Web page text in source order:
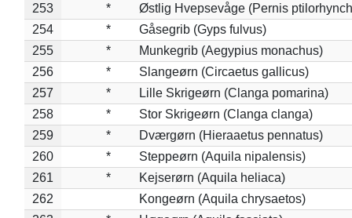
253
*
Østlig Hvepsevåge (Pernis
254
*
Gåsegrib (Gyps fulvus)
255
*
Munkegrib (Aegypius monachus)
256
*
Slangeørn (Circaetus gallicus)
257
*
Lille Skrigeørn (Clanga pomarina)
258
*
Stor Skrigeørn (Clanga clanga)
259
*
Dværgørn (Hieraaetus pennatus)
260
*
Steppeørn (Aquila nipalensis)
261
*
Kejserørn (Aquila heliaca)
262
Kongeørn (Aquila chrysaetos)